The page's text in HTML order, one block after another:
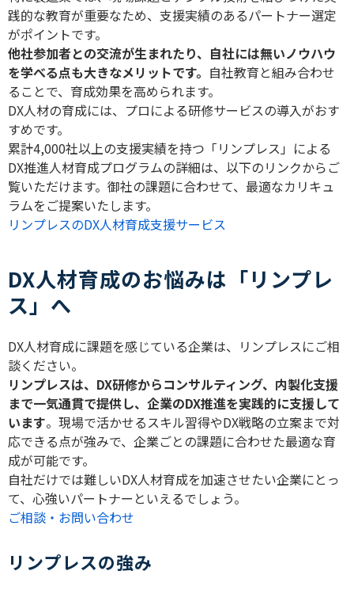
践的な教育が重要なため、支援実績のあるパートナー選定
がポイントです。
他社参加者との交流が生まれたり、自社には無いノウハウ
を学べる点も大きなメリットです。 自社教育と組み合わせ
ることで、育成効果を高められます。
DX人材の育成には、プロによる研修サービスの導入がおす
すめです。
累計4,000社以上の支援実績を持つ「リンプレス」による
DX推進人材育成プログラムの詳細は、以下のリンクからご
覧いただけます。御社の課題に合わせて、最適なカリキュ
ラムをご提案いたします。
リンプレスのDX人材育成支援サービス
DX人材育成のお悩みは「リンプレ
ス」へ
DX人材育成に課題を感じている企業は、リンプレスにご相
談ください。
リンプレスは、 DX研修からコンサルティング、内製化支援
まで一気通貫で提供し、企業のDX推進を実践的に支援して
います。現場で活かせるスキル習得やDX戦略の立案まで対
応できる点が強みで、企業ごとの課題に合わせた最適な育
成が可能です。
自社だけでは難しいDX人材育成を加速させたい企業にとっ
て、心強いパートナーといえるでしょう。
ご相談・お問い合わせ
リンプレスの強み